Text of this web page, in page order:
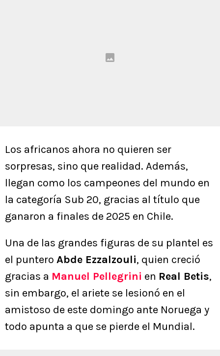
Los africanos ahora no quieren ser
sorpresas, sino que realidad. Además,
llegan como los campeones del mundo en
la categoría Sub 20, gracias al título que
ganaron a finales de 2025 en Chile.
Una de las grandes figuras de su plantel es
el puntero Abde Ezzalzouli, quien creció
gracias a Manuel Pellegrini en Real Betis,
sin embargo, el ariete se lesionó en el
amistoso de este domingo ante Noruega y
todo apunta a que se pierde el Mundial.